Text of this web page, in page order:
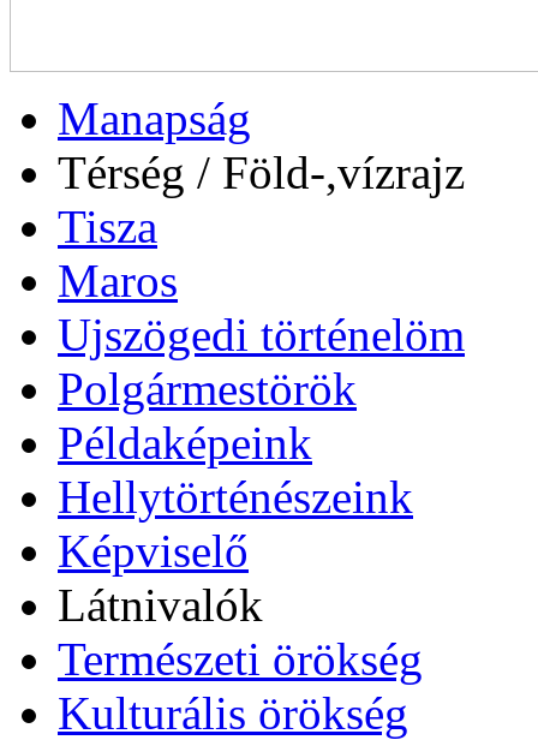
Manapság
Térség / Föld-,vízrajz
Tisza
Maros
Ujszögedi történelöm
Polgármestörök
Példaképeink
Hellytörténészeink
Képviselő
Látnivalók
Természeti örökség
Kulturális örökség